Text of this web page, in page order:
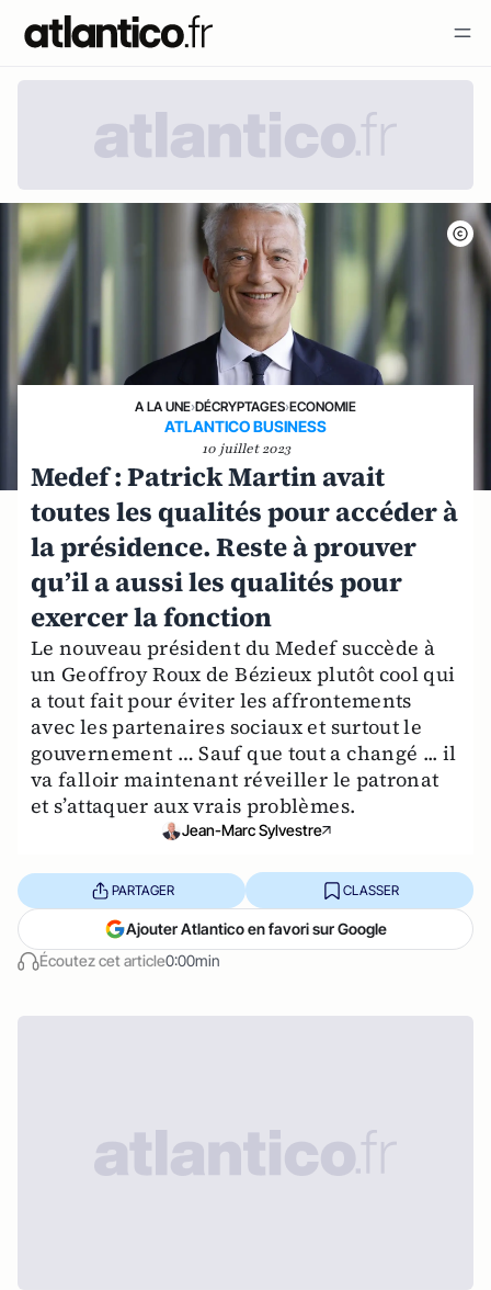
A LA UNE›DÉCRYPTAGES›ECONOMIE
ATLANTICO BUSINESS
10 juillet 2023
Medef : Patrick Martin avait
toutes les qualités pour accéder à
la présidence. Reste à prouver
qu’il a aussi les qualités pour
exercer la fonction
Le nouveau président du Medef succède à
un Geoffroy Roux de Bézieux plutôt cool qui
a tout fait pour éviter les affrontements
avec les partenaires sociaux et surtout le
gouvernement … Sauf que tout a changé ... il
va falloir maintenant réveiller le patronat
et s’attaquer aux vrais problèmes.
Jean-Marc Sylvestre
Écoutez cet article0:00min
PARTAGER CLASSER
Ajouter Atlantico en favori sur Google